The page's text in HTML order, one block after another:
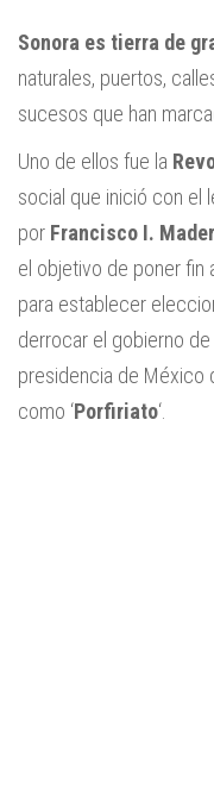
Sonora es tierra de
naturales, puertos,
sucesos que han
Uno de ellos fue la
social que inició con el
por Francisco I.
el objetivo de poner fin
para establecer
derrocar el gobierno de
presidencia de México
como ‘Porfiriato‘.